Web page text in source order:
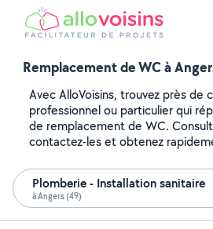
Remplacement de WC à
Avec AlloVoisins, trouvez près de
professionnel ou particulier qui
de remplacement de WC.
contactez-les et obtenez
Plomberie - Installation sanitaire
à Angers (49)